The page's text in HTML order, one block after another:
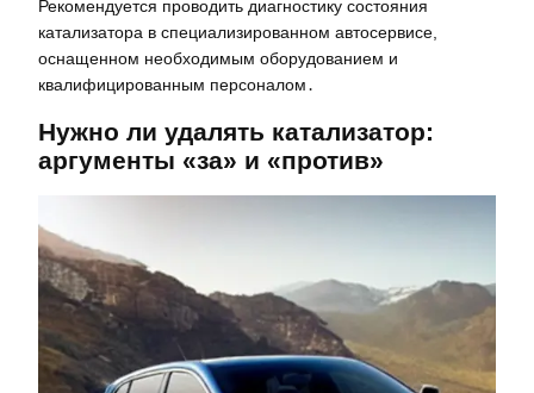
Рекомендуется проводить диагностику состояния
катализатора в специализированном автосервисе,
оснащенном необходимым оборудованием и
квалифицированным персоналом․
Нужно ли удалять катализатор:
аргументы «за» и «против»